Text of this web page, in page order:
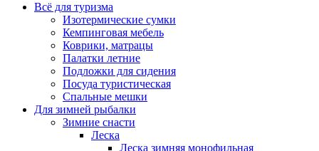
Всё для туризма
Изотермические сумки
Кемпинговая мебель
Коврики, матрацы
Палатки летние
Подложки для сидения
Посуда туристическая
Спальные мешки
Для зимней рыбалки
Зимние снасти
Леска
Леска зимняя монофильная